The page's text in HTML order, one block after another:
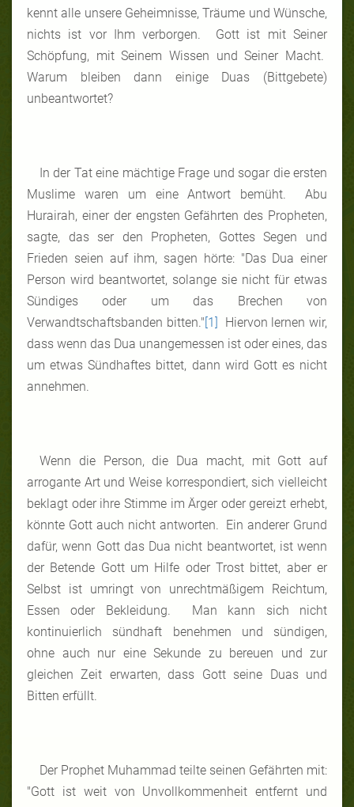
kennt alle unsere Geheimnisse, Träume und Wünsche,
nichts ist vor Ihm verborgen. Gott ist mit Seiner
Schöpfung, mit Seinem Wissen und Seiner Macht.
Warum bleiben dann einige Duas (Bittgebete)
unbeantwortet?
In der Tat eine mächtige Frage und sogar die ersten
Muslime waren um eine Antwort bemüht. Abu
Hurairah, einer der engsten Gefährten des Propheten,
sagte, das ser den Propheten, Gottes Segen und
Frieden seien auf ihm, sagen hörte: "Das Dua einer
Person wird beantwortet, solange sie nicht für etwas
Sündiges oder um das Brechen von
Verwandtschaftsbanden bitten."[1] Hiervon lernen wir,
dass wenn das Dua unangemessen ist oder eines, das
um etwas Sündhaftes bittet, dann wird Gott es nicht
annehmen.
Wenn die Person, die Dua macht, mit Gott auf
arrogante Art und Weise korrespondiert, sich vielleicht
beklagt oder ihre Stimme im Ärger oder gereizt erhebt,
könnte Gott auch nicht antworten. Ein anderer Grund
dafür, wenn Gott das Dua nicht beantwortet, ist wenn
der Betende Gott um Hilfe oder Trost bittet, aber er
Selbst ist umringt von unrechtmäßigem Reichtum,
Essen oder Bekleidung. Man kann sich nicht
kontinuierlich sündhaft benehmen und sündigen,
ohne auch nur eine Sekunde zu bereuen und zur
gleichen Zeit erwarten, dass Gott seine Duas und
Bitten erfüllt.
Der Prophet Muhammad teilte seinen Gefährten mit:
"Gott ist weit von Unvollkommenheit entfernt und